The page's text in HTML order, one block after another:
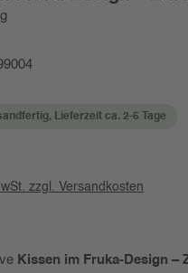
Lieferzeit ca. 2-5 Tage
zzgl. Versandkosten
Kissen im Fruka-Design –